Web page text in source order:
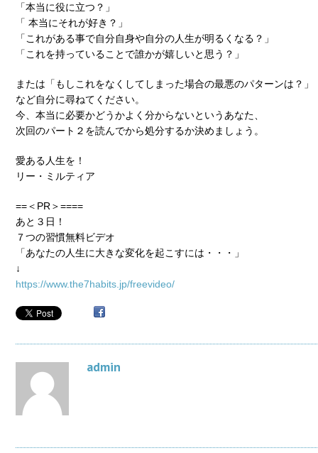
「本当に役に立つ？」
「 本当にそれが好き？」
「これがある事で自分自身や自分の人生が明るくなる？」
「これを持っていることで誰かが嬉しいと思う？」
または「もしこれをなくしてしまった場合の最悪のパターンは？」
など自分に尋ねてください。
今、本当に必要かどうかよく分からないというあなた、
次回のパート２を読んでから処分するか決めましょう。
愛ある人生を！
リー・ミルティア
==＜PR＞====
あと３日！
７つの習慣無料ビデオ
「あなたの人生に大きな変化を起こすには・・・」
↓
https://www.the7habits.jp/freevideo/
admin